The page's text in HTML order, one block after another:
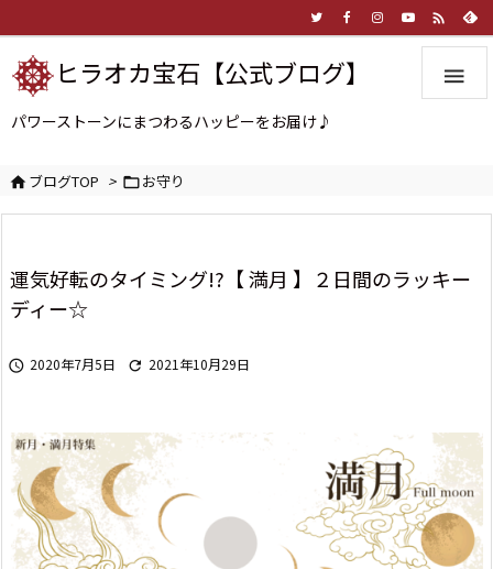


ヒラオカ宝石【公式ブログ】
パワーストーンにまつわるハッピーをお届け♪
ブログTOP > お守り
運気好転のタイミング!?【 満月 】２日間のラッキー
ディー☆
 2020年7月5日  2021年10月29日